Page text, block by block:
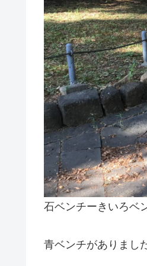
石ベンチーきいろベ
青ベンチがありまし